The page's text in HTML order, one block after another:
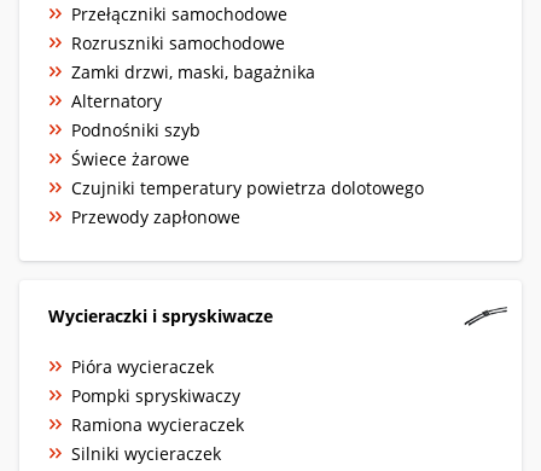
Przełączniki samochodowe
Rozruszniki samochodowe
Zamki drzwi, maski, bagażnika
Alternatory
Podnośniki szyb
Świece żarowe
Czujniki temperatury powietrza dolotowego
Przewody zapłonowe
Wycieraczki i spryskiwacze
Pióra wycieraczek
Pompki spryskiwaczy
Ramiona wycieraczek
Silniki wycieraczek